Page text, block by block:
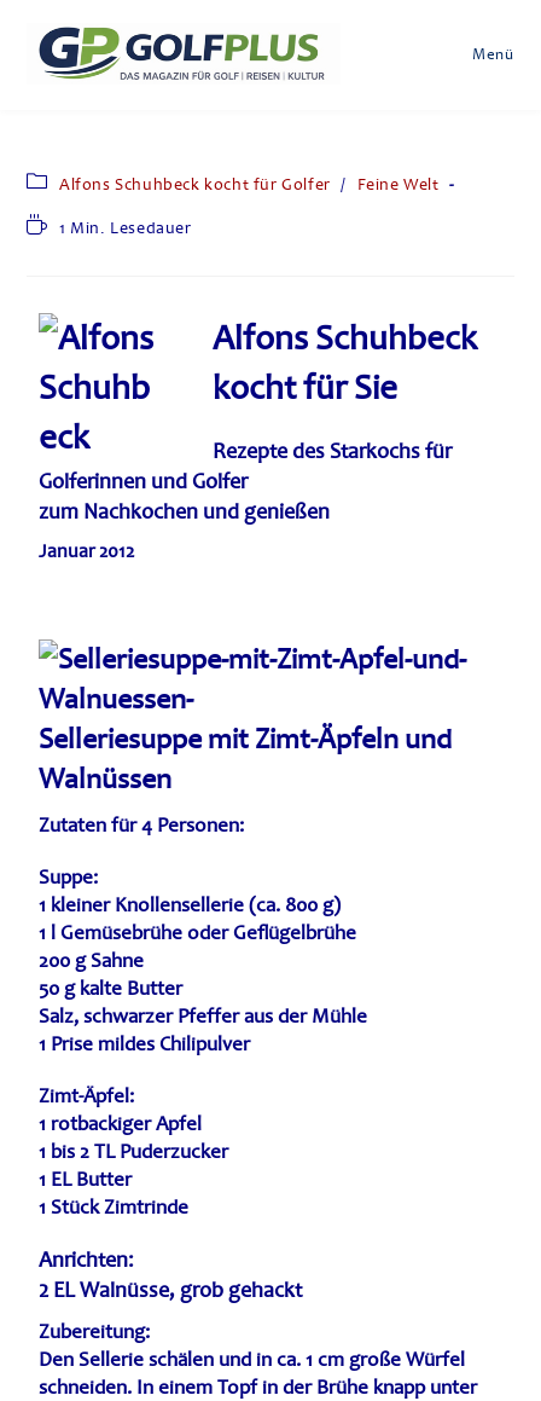
Menü
Alfons Schuhbeck kocht für Golfer / Feine Welt
1 Min. Lesedauer
Alfons Schuhbeck
kocht für Sie
Rezepte des Starkochs für
Golferinnen und Golfer
zum Nachkochen und genießen
Januar 2012
Selleriesuppe mit Zimt-Äpfeln und
Walnüssen
Zutaten für 4 Personen:
Suppe:
1 kleiner Knollensellerie (ca. 800 g)
1 l Gemüsebrühe oder Geflügelbrühe
200 g Sahne
50 g kalte Butter
Salz, schwarzer Pfeffer aus der Mühle
1 Prise mildes Chilipulver
Zimt-Äpfel:
1 rotbackiger Apfel
1 bis 2 TL Puderzucker
1 EL Butter
1 Stück Zimtrinde
Anrichten:
2 EL Walnüsse, grob gehackt
Zubereitung:
Den Sellerie schälen und in ca. 1 cm große Würfel
schneiden. In einem Topf in der Brühe knapp unter